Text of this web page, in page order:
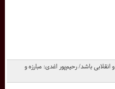
باشد/ رحیم‌پور اغدی: مبارزه و